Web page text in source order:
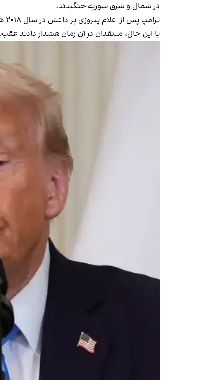
در شمال و شرق سوریه جنگیدند.
ترامپ پس از اعلام پیروزی بر داعش در سال ۲۰۱۸ هم از قصد خود برای خروج نیروهای آمریکایی از سوریه خبر داده بود.
با این حال، منتقدان در آن زمان هشدار دادند